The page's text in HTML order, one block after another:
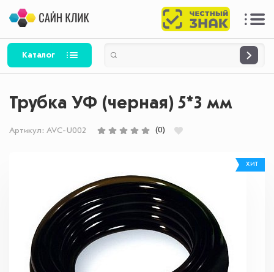
Каталог
Трубка УФ (черная) 5*3 мм
Артикул: AVC-U002 (0)
ХИТ